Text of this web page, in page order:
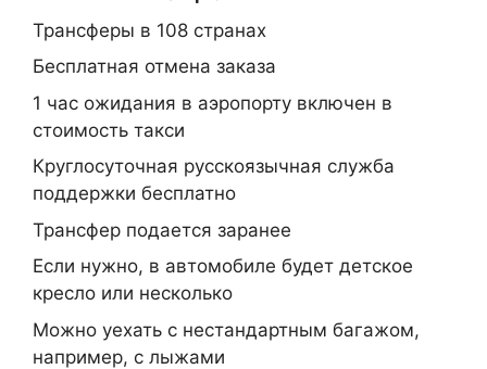
Трансферы в 108 странах
Бесплатная отмена заказа
1 час ожидания в аэропорту включен в
стоимость такси
Круглосуточная русскоязычная служба
поддержки бесплатно
Трансфер подается заранее
Если нужно, в автомобиле будет детское
кресло или несколько
Можно уехать с нестандартным багажом,
например, с лыжами